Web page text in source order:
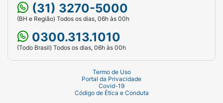
(31) 3270-5000
(BH e Região) Todos os dias, 06h às 00h
0300.313.1010
(Todo Brasil) Todos os dias, 06h às 00h
Termo de Uso
Portal da Privacidade
Covid-19
Código de Ética e Conduta